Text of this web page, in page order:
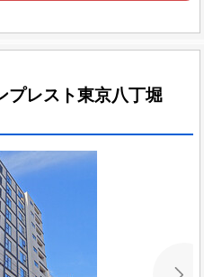
プレスト東京八丁堀